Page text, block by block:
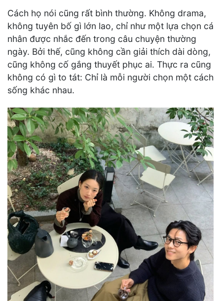
Cách họ nói cũng rất bình thường. Không drama,
không tuyên bố gì lớn lao, chỉ như một lựa chọn cá
nhân được nhắc đến trong câu chuyện thường
ngày. Bởi thế, cũng không cần giải thích dài dòng,
cũng không cố gắng thuyết phục ai. Thực ra cũng
không có gì to tát: Chỉ là mỗi người chọn một cách
sống khác nhau.